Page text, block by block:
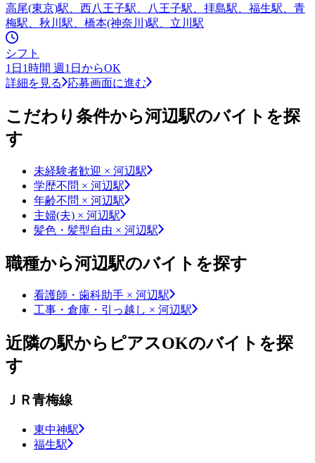
高尾(東京)駅、西八王子駅、八王子駅、拝島駅、福生駅、青
梅駅、秋川駅、橋本(神奈川)駅、立川駅
シフト
1日1時間 週1日からOK
詳細を見る
応募画面に進む
こだわり条件から河辺駅のバイトを探
す
未経験者歓迎 × 河辺駅
学歴不問 × 河辺駅
年齢不問 × 河辺駅
主婦(夫) × 河辺駅
髪色・髪型自由 × 河辺駅
職種から河辺駅のバイトを探す
看護師・歯科助手 × 河辺駅
工事・倉庫・引っ越し × 河辺駅
近隣の駅からピアスOKのバイトを探
す
ＪＲ青梅線
東中神駅
福生駅